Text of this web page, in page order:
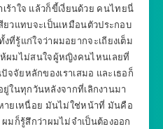
เร้าใจ แล้วก็ขี้เงี่ยนด้วย คนไทยนี่
ยวแทบจะเป็นเหมือนตัวประกอบ
ที่รู้แก่ใจว่าผมอยากจะเถียงเต็ม
ผมไม่สนใจผู้หญิงคนไหนเลยที่
จจัยหลักของเราเสมอ และเธอก็
ในทุกวันหลังจากที่เลิกงานมา
ายเหนื่อย มันไม่ใช่หน้าที่ มันคือ
มก็รู้สึกว่าผมไม่จำเป็นต้องออก